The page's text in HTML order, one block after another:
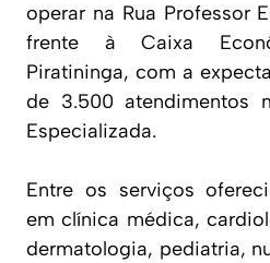
operar na Rua Professor
frente à Caixa
Piratininga, com a
de 3.500 atendimentos
Especializada.
Entre os serviços
em clínica médica,
dermatologia, pediatria,